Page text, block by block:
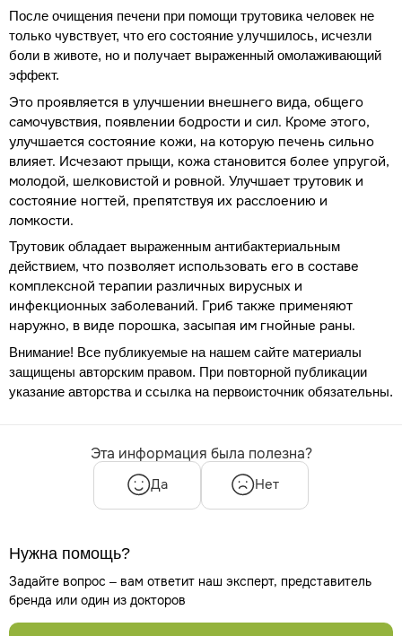
После очищения печени при помощи трутовика человек не
только чувствует, что его состояние улучшилось, исчезли
боли в животе, но и получает выраженный омолаживающий
эффект.
Это проявляется в улучшении внешнего вида, общего
самочувствия, появлении бодрости и сил. Кроме этого,
улучшается состояние кожи, на которую печень сильно
влияет. Исчезают прыщи, кожа становится более упругой,
молодой, шелковистой и ровной. Улучшает трутовик и
состояние ногтей, препятствуя их расслоению и
ломкости.
Трутовик обладает выраженным антибактериальным
действием, что позволяет использовать его в составе
комплексной терапии различных вирусных и
инфекционных заболеваний. Гриб также применяют
наружно, в виде порошка, засыпая им гнойные раны.
Внимание! Все публикуемые на нашем сайте материалы
защищены авторским правом. При повторной публикации
указание авторства и ссылка на первоисточник обязательны.
Эта информация была полезна?
Да Нет
Нужна помощь?
Задайте вопрос – вам ответит наш эксперт, представитель
бренда или один из докторов